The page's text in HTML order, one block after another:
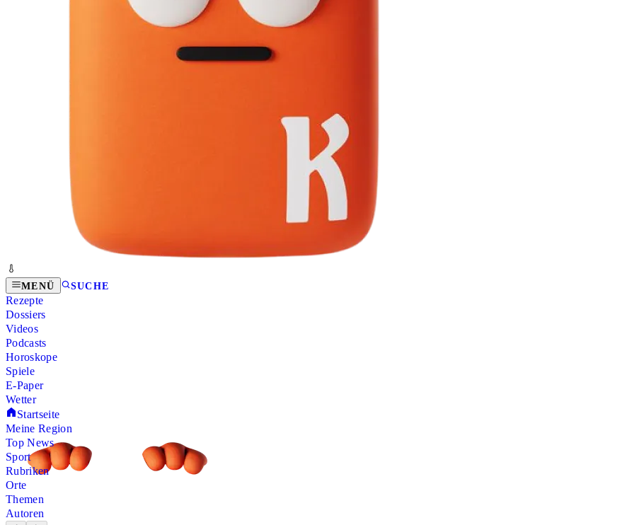
MENÜ SUCHE
Rezepte
Dossiers
Videos
Podcasts
Horoskope
Spiele
E-Paper
Wetter
Startseite
Meine Region
Top News
Sport
Rubriken
Orte
Themen
Autoren